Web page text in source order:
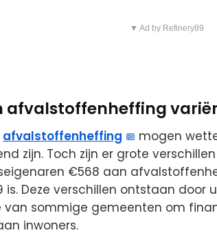
▼ Ad by Refinery89
afvalstoffenheffing
afvalstoffenheffing
mogen
zijn. Toch zijn er grote
€568 aan
is. Deze verschillen ontstaan door
van sommige gemeenten om
inwoners.